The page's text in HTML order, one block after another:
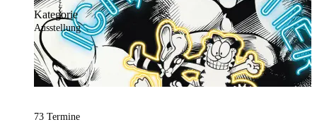
Kategorie
Ausstellung
73 Termine